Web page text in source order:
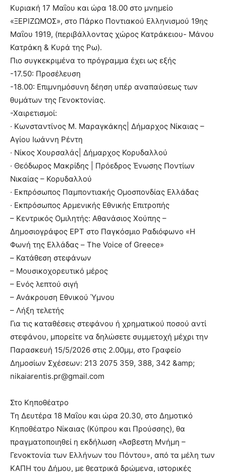
Κυριακή 17 Μαΐου και ώρα 18.00 στο μνημείο
«ΞΕΡΙΖΩΜΟΣ», στο Πάρκο Ποντιακού Ελληνισμού 19ης
Μαΐου 1919, (περιβάλλοντας χώρος Κατράκειου- Μάνου
Κατράκη & Κυρά της Ρω).
Πιο συγκεκριμένα το πρόγραμμα έχει ως εξής
-17.50: Προσέλευση
-18.00: Επιμνημόσυνη δέηση υπέρ αναπαύσεως των
θυμάτων της Γενοκτονίας.
-Χαιρετισμοί:
· Κωνσταντίνος Μ. Μαραγκάκης| Δήμαρχος Νίκαιας –
Αγίου Ιωάννη Ρέντη
· Νίκος Χουρσαλάς| Δήμαρχος Κορυδαλλού
· Θεόδωρος Μακρίδης | Πρόεδρος Ένωσης Ποντίων
Νικαίας – Κορυδαλλού
· Εκπρόσωπος Παμποντιακής Ομοσπονδίας Ελλάδας
· Εκπρόσωπος Αρμενικής Εθνικής Επιτροπής
– Κεντρικός Ομιλητής: Αθανάσιος Χούπης –
Δημοσιογράφος ΕΡΤ στο Παγκόσμιο Ραδιόφωνο «Η
Φωνή της Ελλάδας – The Voice of Greece»
– Κατάθεση στεφάνων
– Μουσικοχορευτικό μέρος
– Ενός λεπτού σιγή
– Ανάκρουση Εθνικού Ύμνου
– Λήξη τελετής
Για τις καταθέσεις στεφάνου ή χρηματικού ποσού αντί
στεφάνου, μπορείτε να δηλώσετε συμμετοχή μέχρι την
Παρασκευή 15/5/2026 στις 2.00μμ, στο Γραφείο
Δημοσίων Σχέσεων: 213 2075 359, 388, 342 &amp;
nikaiarentis.pr@gmail.com
Στο Κηποθέατρο
Τη Δευτέρα 18 Μαΐου και ώρα 20.30, στο Δημοτικό
Κηποθέατρο Νίκαιας (Κύπρου και Προύσσης), θα
πραγματοποιηθεί η εκδήλωση «Άσβεστη Μνήμη –
Γενοκτονία των Ελλήνων του Πόντου», από τα μέλη των
ΚΑΠΗ του Δήμου, με θεατρικά δρώμενα, ιστορικές